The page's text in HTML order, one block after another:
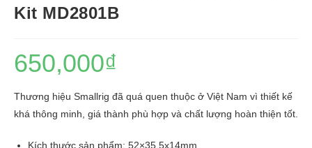
Kit MD2801B
650,000₫
Thương hiệu Smallrig đã quá quen thuộc ở Việt Nam vì thiết kế
khá thông minh, giá thành phù hợp và chất lượng hoàn thiện tốt.
Kích thước sản phẩm: 52×35.5x14mm